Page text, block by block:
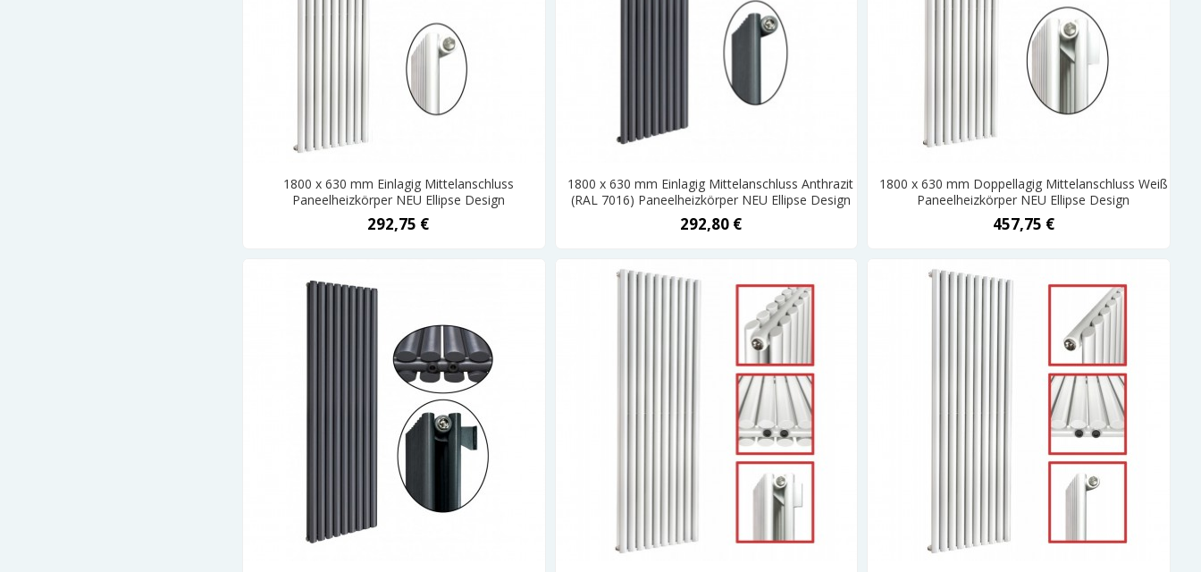
1800 x 630 mm Einlagig Mittelanschluss
Paneelheizkörper NEU Ellipse Design
292,75 €
1800 x 630 mm Einlagig Mittelanschluss Anthrazit
(RAL 7016) Paneelheizkörper NEU Ellipse Design
292,80 €
1800 x 630 mm Doppellagig Mittelanschluss Weiß
Paneelheizkörper NEU Ellipse Design
457,75 €